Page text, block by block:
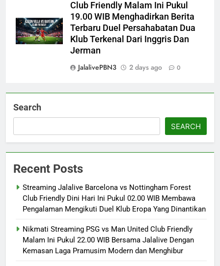
Club Friendly Malam Ini Pukul
19.00 WIB Menghadirkan Berita
Terbaru Duel Persahabatan Dua
Klub Terkenal Dari Inggris Dan
Jerman
JalalivePBN3
2 days ago 0
Search
SEARCH
Recent Posts
Streaming Jalalive Barcelona vs Nottingham Forest
Club Friendly Dini Hari Ini Pukul 02.00 WIB Membawa
Pengalaman Mengikuti Duel Klub Eropa Yang Dinantikan
Nikmati Streaming PSG vs Man United Club Friendly
Malam Ini Pukul 22.00 WIB Bersama Jalalive Dengan
Kemasan Laga Pramusim Modern dan Menghibur